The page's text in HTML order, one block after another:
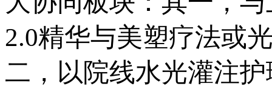
2.0精华与美塑疗法或
二，以院线水光灌注